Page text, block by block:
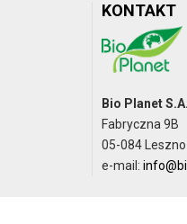
KONTAKT
Bio Planet S.A.
Fabryczna 9B
05-084
e-mail: